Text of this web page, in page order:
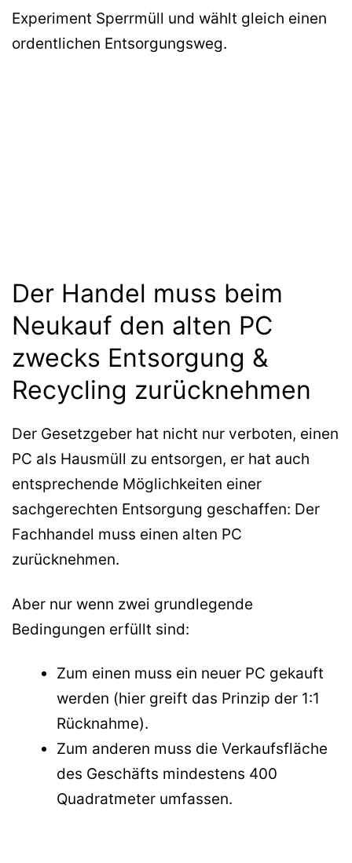
Experiment Sperrmüll und wählt gleich einen
ordentlichen Entsorgungsweg.
Der Handel muss beim
Neukauf den alten PC
zwecks Entsorgung &
Recycling zurücknehmen
Der Gesetzgeber hat nicht nur verboten, einen
PC als Hausmüll zu entsorgen, er hat auch
entsprechende Möglichkeiten einer
sachgerechten Entsorgung geschaffen: Der
Fachhandel muss einen alten PC
zurücknehmen.
Aber nur wenn zwei grundlegende
Bedingungen erfüllt sind:
Zum einen muss ein neuer PC gekauft
werden (hier greift das Prinzip der 1:1
Rücknahme).
Zum anderen muss die Verkaufsfläche
des Geschäfts mindestens 400
Quadratmeter umfassen.